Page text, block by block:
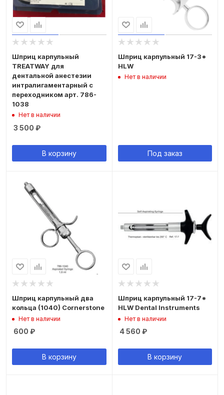
Шприц карпульный
TREATWAY для
дентальной анестезии
интралигаментарный с
переходником арт. 786-
1038
Нет в наличии
3 500 ₽
В корзину
Шприц карпульный 17-3*
HLW
Нет в наличии
Под заказ
Шприц карпульный два
кольца (1040) Cornerstone
Нет в наличии
600 ₽
В корзину
Шприц карпульный 17-7*
HLW Dental Instruments
Нет в наличии
4 560 ₽
В корзину